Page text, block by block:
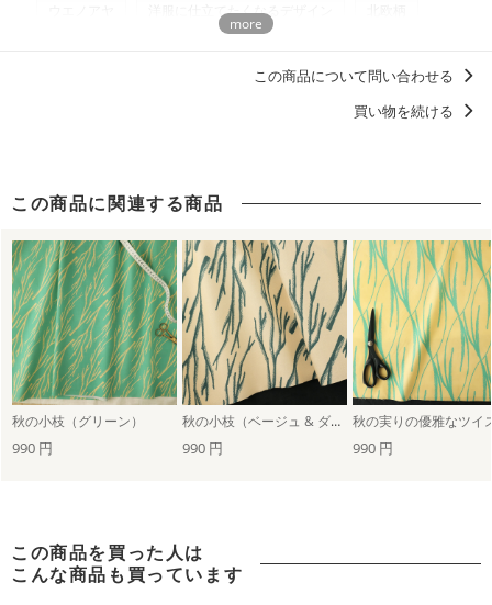
商用利用についての詳細はこちら
洋服に仕立てたくなるデザイン
この商品について問い合わせる
買い物を続ける
この商品に関連する商品
秋の小枝（グリーン） 秋の小枝（ベージュ & ダークブルー）
990 円 990 円 990 円
この商品を買った人は
こんな商品も買っています